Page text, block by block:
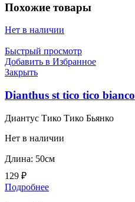
Похожие товары
Нет в наличии
Быстрый просмотр
Добавить в Избранное
Закрыть
Dianthus st tico tico bianco
Диантус Тико Тико Бьянко
Нет в наличии
Длина: 50см
129 ₽
Подробнее